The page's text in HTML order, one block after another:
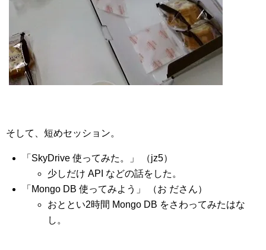
そして、短めセッション。
「SkyDrive 使ってみた。」 （jz5）
少しだけ API などの話をした。
「Mongo DB 使ってみよう」 （お ださん）
おととい2時間 Mongo DB をさわってみたはな
し。